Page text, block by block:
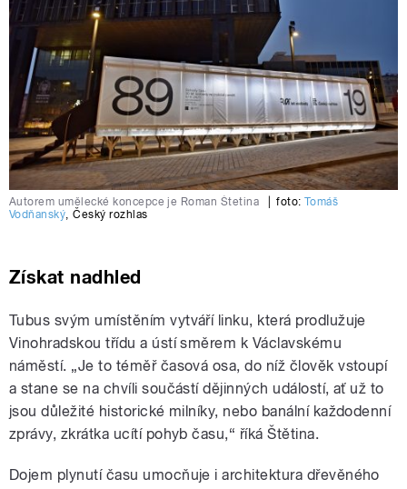
Autorem umělecké koncepce je Roman Štetina foto:Tomáš
Vodňanský,Český rozhlas
Získat nadhled
Tubus svým umístěním vytváří linku, která prodlužuje
Vinohradskou třídu a ústí směrem k Václavskému
náměstí. „Je to téměř časová osa, do níž člověk vstoupí
a stane se na chvíli součástí dějinných událostí, ať už to
jsou důležité historické milníky, nebo banální každodenní
zprávy, zkrátka ucítí pohyb času,“ říká Štětina.
Dojem plynutí času umocňuje i architektura dřevěného